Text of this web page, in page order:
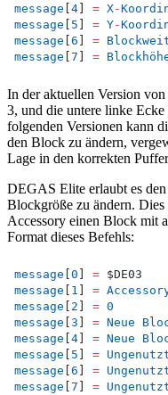
message 4 = X-
message
5 = Y-
message 6 =
message 7 =
In der aktuellen Version
3, und die untere linke
folgenden Versionen kann
den Block zu ändern,
Lage in den korrekten
DEGAS Elite erlaubt es
Blockgröße zu ändern.
Accessory einen Block mit
Format dieses Befehls:
message 0 = $DE03
message
1 =
message
2 = 0
message 3 = Neue
message 4 = Neue
message
5 =
message 6 =
message 7 =